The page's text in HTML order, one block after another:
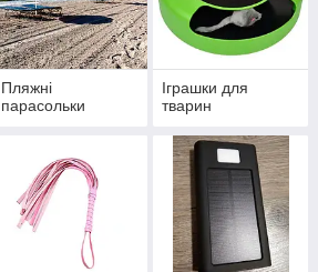
Пляжні
парасольки
Іграшки для
тварин